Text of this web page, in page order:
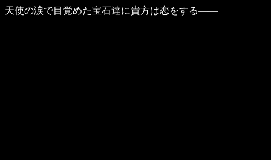
天使の涙で目覚めた宝石達に貴方は恋をする――